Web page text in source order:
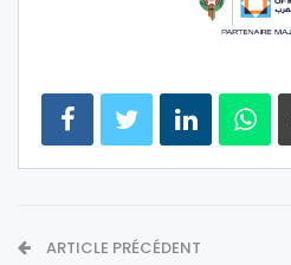
ARTICLE PRÉCÉDENT